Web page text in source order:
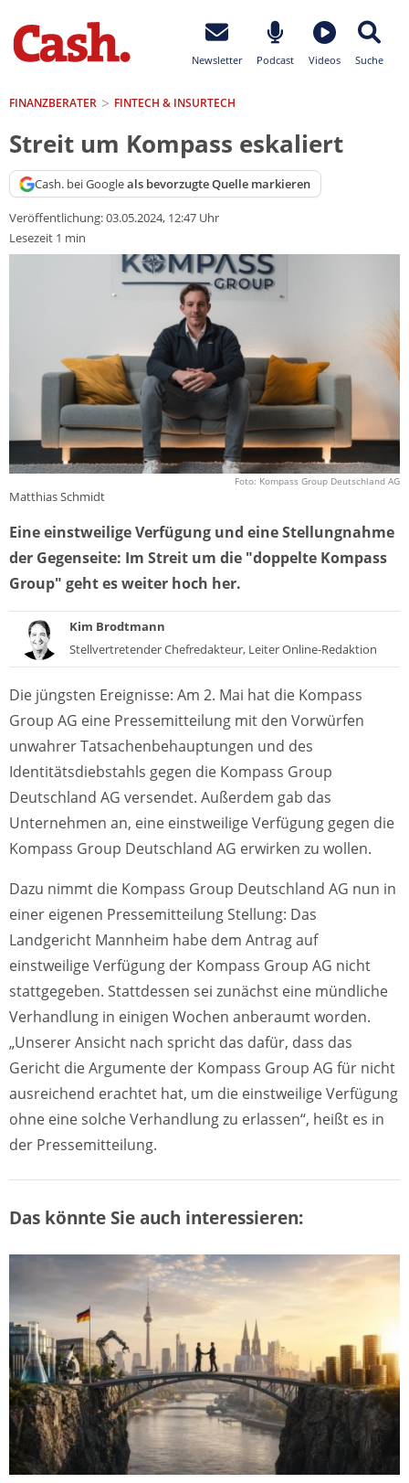
Newsletter Podcast Videos Suche
FINANZBERATER FINTECH & INSURTECH
Streit um Kompass eskaliert
Cash. bei Googleals bevorzugte Quelle markieren
Veröffentlichung:03.05.2024, 12:47 Uhr
Lesezeit 1 min
Foto: Kompass Group Deutschland AG
Matthias Schmidt
Eine einstweilige Verfügung und eine Stellungnahme
der Gegenseite: Im Streit um die "doppelte Kompass
Group" geht es weiter hoch her.
Kim Brodtmann
Stellvertretender Chefredakteur, Leiter Online-Redaktion
Die jüngsten Ereignisse: Am 2. Mai hat die Kompass
Group AG eine Pressemitteilung mit den Vorwürfen
unwahrer Tatsachenbehauptungen und des
Identitätsdiebstahls gegen die Kompass Group
Deutschland AG versendet. Außerdem gab das
Unternehmen an, eine einstweilige Verfügung gegen die
Kompass Group Deutschland AG erwirken zu wollen.
Dazu nimmt die Kompass Group Deutschland AG nun in
einer eigenen Pressemitteilung Stellung: Das
Landgericht Mannheim habe dem Antrag auf
einstweilige Verfügung der Kompass Group AG nicht
stattgegeben. Stattdessen sei zunächst eine mündliche
Verhandlung in einigen Wochen anberaumt worden.
„Unserer Ansicht nach spricht das dafür, dass das
Gericht die Argumente der Kompass Group AG für nicht
ausreichend erachtet hat, um die einstweilige Verfügung
ohne eine solche Verhandlung zu erlassen“, heißt es in
der Pressemitteilung.
Das könnte Sie auch interessieren: